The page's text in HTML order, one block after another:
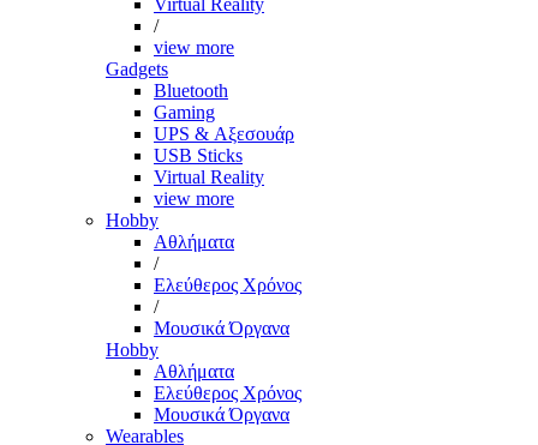
Virtual Reality
/
view more
Gadgets
Bluetooth
Gaming
UPS & Αξεσουάρ
USB Sticks
Virtual Reality
view more
Hobby
Αθλήματα
/
Ελεύθερος Χρόνος
/
Μουσικά Όργανα
Hobby
Αθλήματα
Ελεύθερος Χρόνος
Μουσικά Όργανα
Wearables